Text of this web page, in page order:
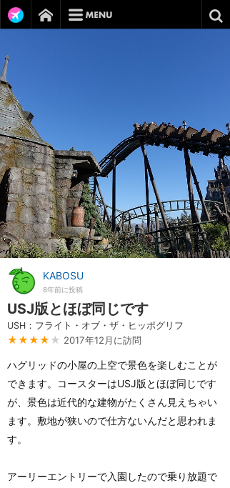
KABOSU
8年前に投稿
USJ版とほぼ同じです
USH：フライト・オブ・ザ・ヒッポグリフ
★★★★ ★ 2017年12月に訪問
ハグリッドの小屋の上空で景色を楽しむことが
できます。コースターはUSJ版とほぼ同じです
が、景色は近代的な建物がたくさん見えちゃい
ます。敷地が狭いので仕方ないんだと思われま
す。
アーリーエントリーで入園したので乗り放題で